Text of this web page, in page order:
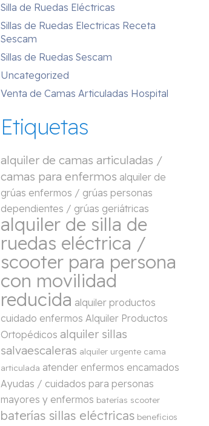
Silla de Ruedas Eléctricas
Sillas de Ruedas Electricas Receta
Sescam
Sillas de Ruedas Sescam
Uncategorized
Venta de Camas Articuladas Hospital
Etiquetas
alquiler de camas articuladas /
camas para enfermos alquiler de
grúas enfermos / grúas personas
dependientes / grúas geriátricas
alquiler de silla de
ruedas eléctrica /
scooter para persona
con movilidad
reducida alquiler productos
cuidado enfermos Alquiler Productos
Ortopédicos alquiler sillas
salvaescaleras alquiler urgente cama
articulada atender enfermos encamados
Ayudas / cuidados para personas
mayores y enfermos baterías scooter
baterías sillas eléctricas beneficios